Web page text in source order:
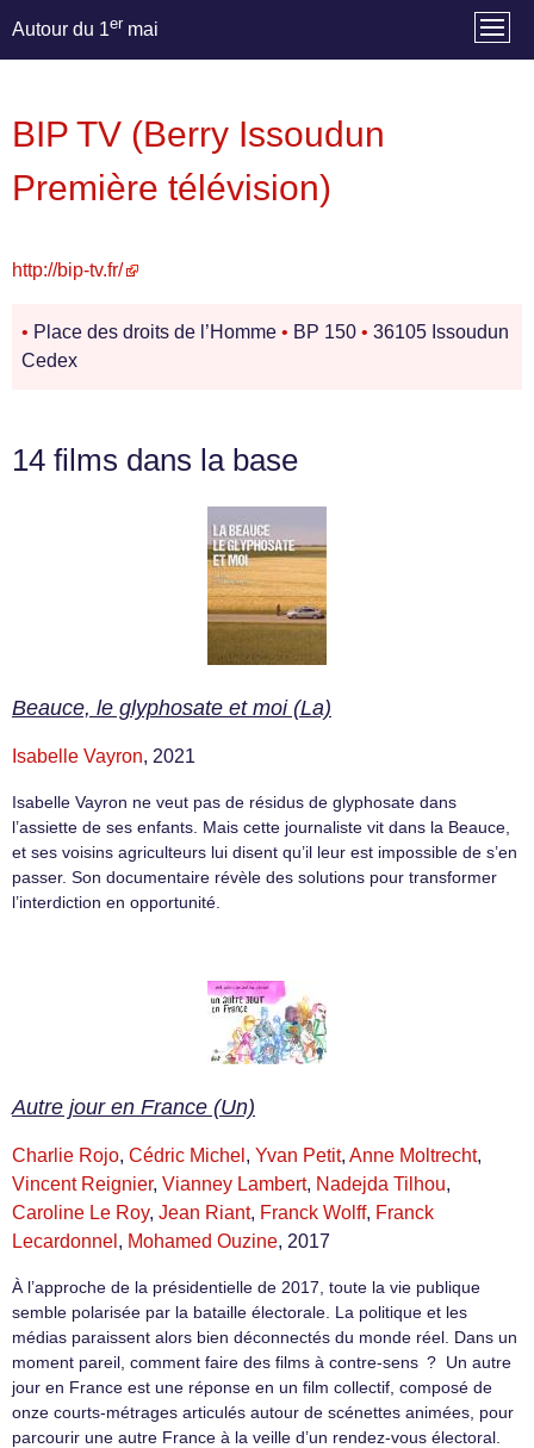
Autour du 1er mai
BIP TV (Berry Issoudun
Première télévision)
http://bip-tv.fr/
• Place des droits de l’Homme • BP 150 • 36105 Issoudun
Cedex
14 films dans la base
Beauce, le glyphosate et moi (La)
Isabelle Vayron, 2021
Isabelle Vayron ne veut pas de résidus de glyphosate dans
l’assiette de ses enfants. Mais cette journaliste vit dans la Beauce,
et ses voisins agriculteurs lui disent qu’il leur est impossible de s’en
passer. Son documentaire révèle des solutions pour transformer
l’interdiction en opportunité.
Autre jour en France (Un)
Charlie Rojo, Cédric Michel , Yvan Petit, Anne Moltrecht,
Vincent Reignier, Vianney Lambert, Nadejda Tilhou,
Caroline Le Roy, Jean Riant, Franck Wolff, Franck
Lecardonnel , Mohamed Ouzine, 2017
À l’approche de la présidentielle de 2017, toute la vie publique
semble polarisée par la bataille électorale. La politique et les
médias paraissent alors bien déconnectés du monde réel. Dans un
moment pareil, comment faire des films à contre-sens ? ​ Un autre
jour en France est une réponse en un film collectif, composé de
onze courts-métrages articulés autour de scénettes animées, pour
parcourir une autre France à la veille d’un rendez-vous électoral.